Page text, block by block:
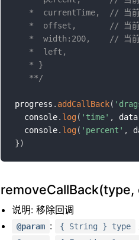
   **/
progress . addCallBack(
  console
. log( 'time' , data
  console
. log( 'percent' ,
})
removeCallBack(type,
说明: 移除回调
@param : { String } type